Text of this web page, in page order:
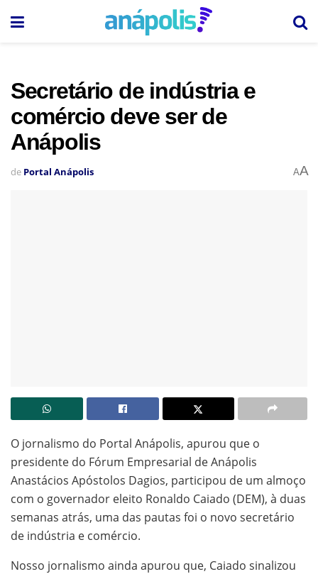
Secretário de indústria e
comércio deve ser de
Anápolis
de Portal Anápolis AA
O jornalismo do Portal Anápolis, apurou que o
presidente do Fórum Empresarial de Anápolis
Anastácios Apóstolos Dagios, participou de um almoço
com o governador eleito Ronaldo Caiado (DEM), à duas
semanas atrás, uma das pautas foi o novo secretário
de indústria e comércio.
Nosso jornalismo ainda apurou que, Caiado sinalizou